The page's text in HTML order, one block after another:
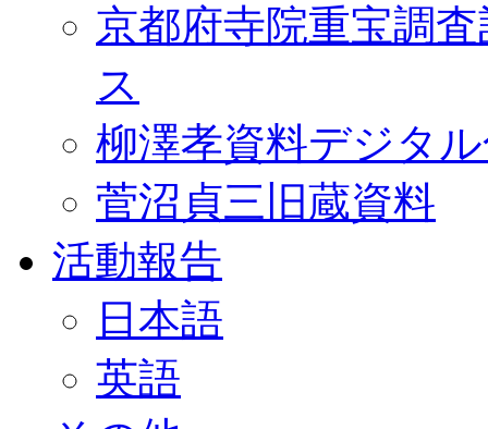
京都府寺院重宝調
ス
柳澤孝資料デジタ
菅沼貞三旧蔵資料
活動報告
日本語
英語